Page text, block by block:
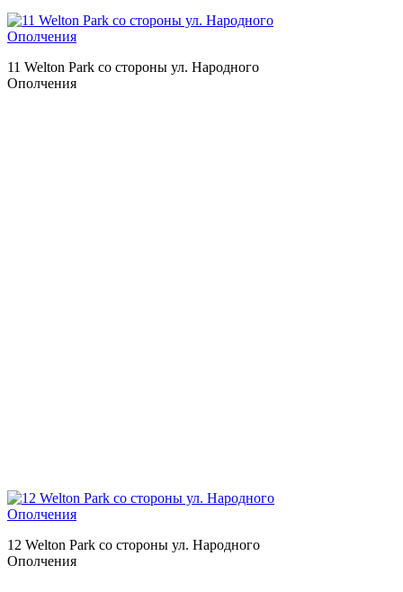
11 Welton Park со стороны ул. Народного
Ополчения
12 Welton Park со стороны ул. Народного
Ополчения